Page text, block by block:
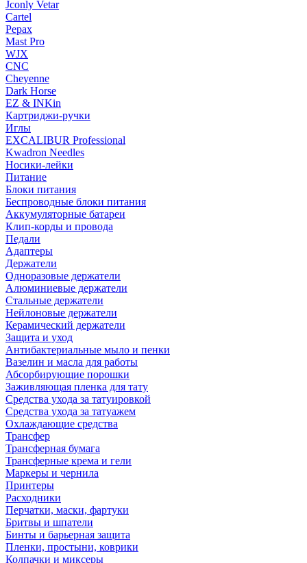
Jconly Vetar
Cartel
Pepax
Mast Pro
WJX
CNC
Cheyenne
Dark Horse
EZ & INKin
Картриджи-ручки
Иглы
EXCALIBUR Professional
Kwadron Needles
Носики-лейки
Питание
Блоки питания
Беспроводные блоки питания
Аккумуляторные батареи
Клип-корды и провода
Педали
Адаптеры
Держатели
Одноразовые держатели
Алюминиевые держатели
Стальные держатели
Нейлоновые держатели
Керамический держатели
Защита и уход
Антибактериальные мыло и пенки
Вазелин и масла для работы
Абсорбирующие порошки
Заживляющая пленка для тату
Средства ухода за татуировкой
Средства ухода за татуажем
Охлаждающие средства
Трансфер
Трансферная бумага
Трансферные крема и гели
Маркеры и чернила
Принтеры
Расходники
Перчатки, маски, фартуки
Бритвы и шпатели
Бинты и барьерная защита
Пленки, простыни, коврики
Колпачки и миксеры